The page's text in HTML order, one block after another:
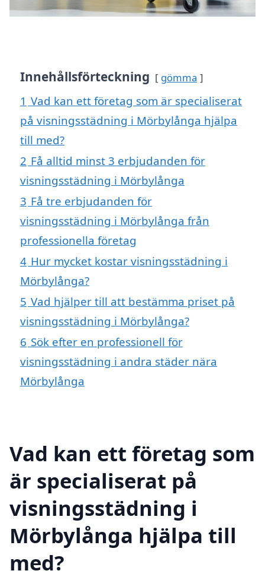
Innehållsförteckning gömma
1 Vad kan ett företag som är specialiserat
på visningsstädning i Mörbylånga hjälpa
till med?
2 Få alltid minst 3 erbjudanden för
visningsstädning i Mörbylånga
3 Få tre erbjudanden för
visningsstädning i Mörbylånga från
professionella företag
4 Hur mycket kostar visningsstädning i
Mörbylånga?
5 Vad hjälper till att bestämma priset på
visningsstädning i Mörbylånga?
6 Sök efter en professionell för
visningsstädning i andra städer nära
Mörbylånga
Vad kan ett företag som
är specialiserat på
visningsstädning i
Mörbylånga hjälpa till
med?